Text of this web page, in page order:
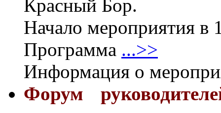
Красный Бор.
Начало мероприятия в
Программа ...>>
Информация о
Форум